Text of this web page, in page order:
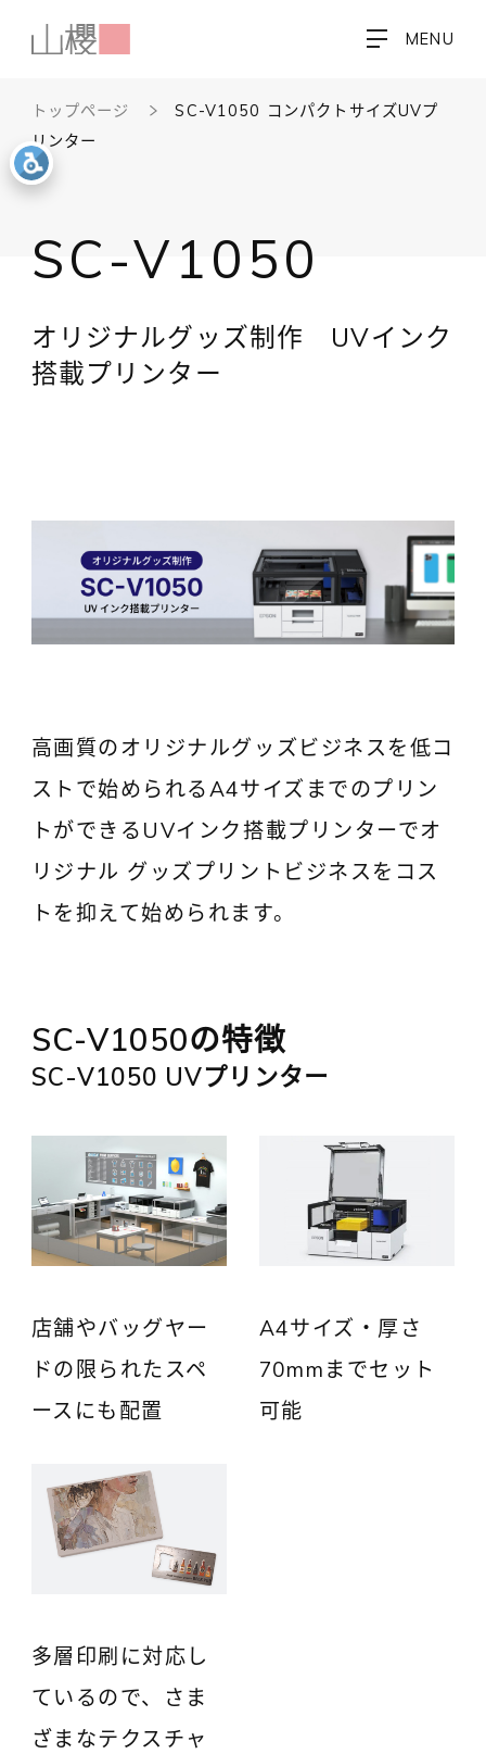
MENU
トップページ
SC-V1050 コンパクトサイズUVプ
リンター
SC-V1050
オリジナルグッズ制作 UVインク
搭載プリンター
高画質のオリジナルグッズビジネスを低コ
ストで始められるA4サイズまでのプリン
トができるUVインク搭載プリンターでオ
リジナル グッズプリントビジネスをコス
トを抑えて始められます。
SC-V1050の特徴
SC-V1050 UVプリンター
店舗やバッグヤー
ドの限られたスペ
ースにも配置
A4サイズ・厚さ
70mmまでセット
可能
多層印刷に対応し
ているので、さま
ざまなテクスチャ